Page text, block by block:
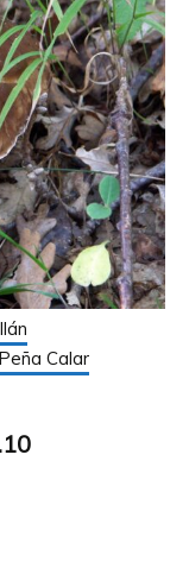
Peña Calar